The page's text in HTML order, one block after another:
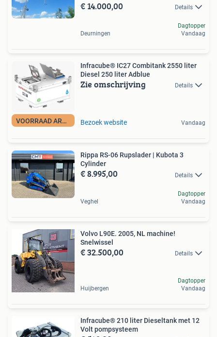
€ 14.000,00 Details
Deurningen
Dagtopper
Vandaag
VOORRAAD ARTIKEL
Infracube® IC27 Combitank 2550 liter
Diesel 250 liter Adblue
Zie omschrijving Details
Bezoek website Vandaag
Rippa RS-06 Rupslader | Kubota 3
Cylinder
€ 8.995,00 Details
Veghel
Dagtopper
Vandaag
Volvo L90E. 2005, NL machine!
Snelwissel
€ 32.500,00 Details
Huijbergen
Dagtopper
Vandaag
Infracube® 210 liter Dieseltank met 12
Volt pompsysteem